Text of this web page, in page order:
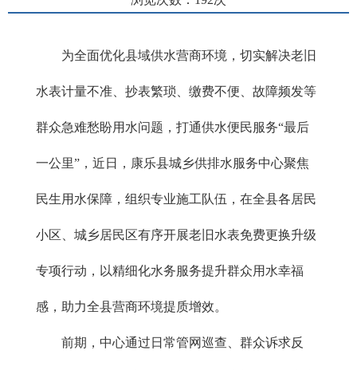
为全面优化县域供水营商环境，切实解决老旧
水表计量不准、抄表繁琐、缴费不便、故障频发等
群众急难愁盼用水问题，打通供水便民服务“最后
一公里”，近日，康乐县城乡供排水服务中心聚焦
民生用水保障，组织专业施工队伍，在全县各居民
小区、城乡居民区有序开展老旧水表免费更换升级
专项行动，以精细化水务服务提升群众用水幸福
感，助力全县营商环境提质增效。
前期，中心通过日常管网巡查、群众诉求反